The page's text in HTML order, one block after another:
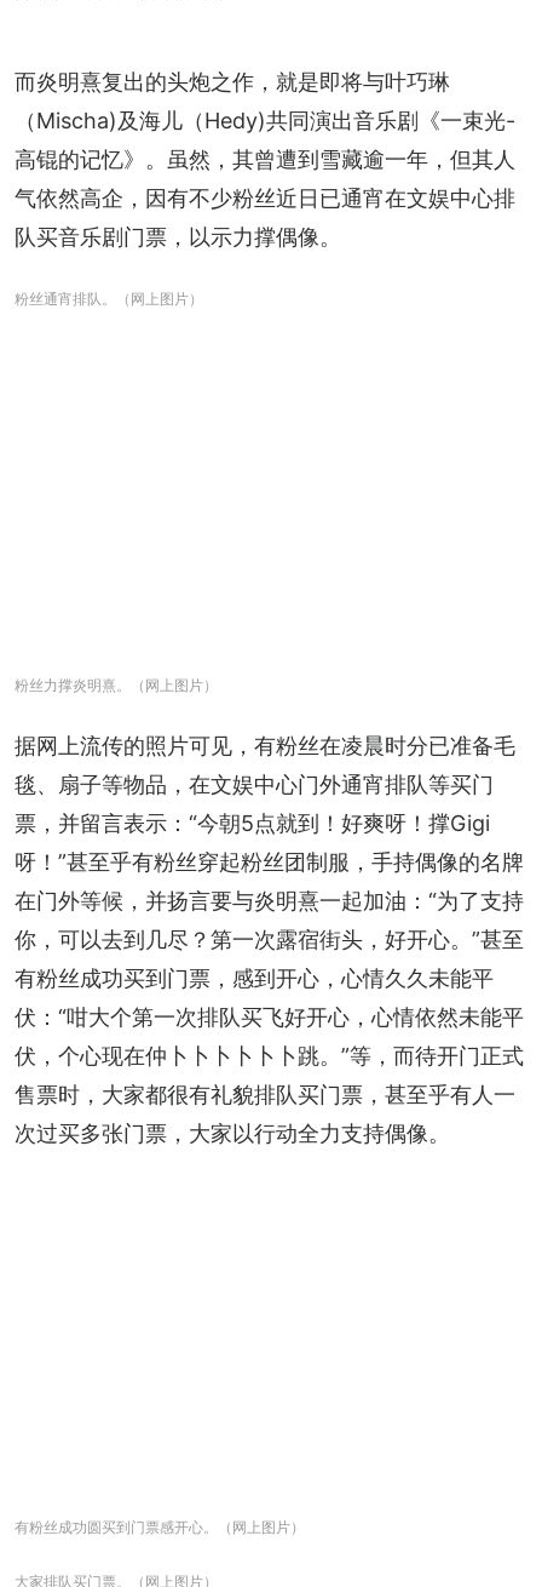
而炎明熹复出的头炮之作，就是即将与叶巧琳
（Mischa)及海儿（Hedy)共同演出音乐剧《一束光-
高锟的记忆》。虽然，其曾遭到雪藏逾一年，但其人
气依然高企，因有不少粉丝近日已通宵在文娱中心排
队买音乐剧门票，以示力撑偶像。
粉丝通宵排队。（网上图片）
粉丝力撑炎明熹。（网上图片）
据网上流传的照片可见，有粉丝在凌晨时分已准备毛
毯、扇子等物品，在文娱中心门外通宵排队等买门
票，并留言表示：“今朝5点就到！好爽呀！撑Gigi
呀！”甚至乎有粉丝穿起粉丝团制服，手持偶像的名牌
在门外等候，并扬言要与炎明熹一起加油：“为了支持
你，可以去到几尽？第一次露宿街头，好开心。”甚至
有粉丝成功买到门票，感到开心，心情久久未能平
伏：“咁大个第一次排队买飞好开心，心情依然未能平
伏，个心现在仲卜卜卜卜卜卜跳。”等，而待开门正式
售票时，大家都很有礼貌排队买门票，甚至乎有人一
次过买多张门票，大家以行动全力支持偶像。
有粉丝成功圆买到门票感开心。（网上图片）
大家排队买门票。（网上图片）